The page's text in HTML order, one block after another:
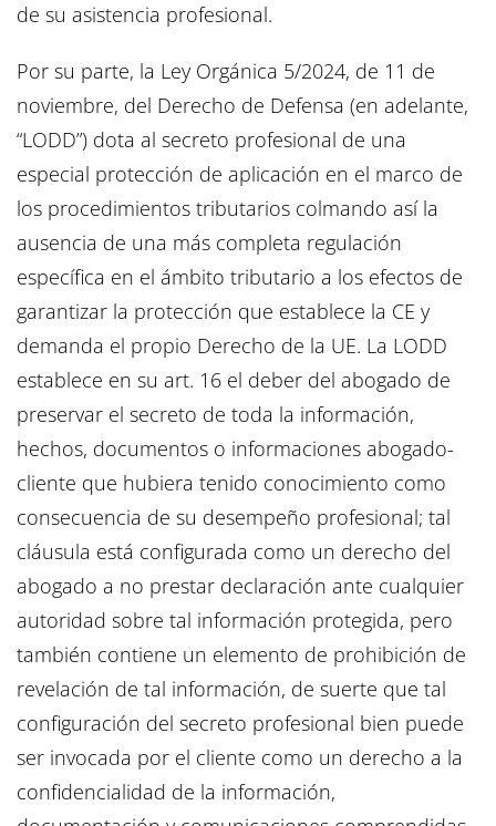
de su asistencia profesional.
Por su parte, la Ley Orgánica 5/2024, de 11 de
noviembre, del Derecho de Defensa (en adelante,
“LODD”) dota al secreto profesional de una
especial protección de aplicación en el marco de
los procedimientos tributarios colmando así la
ausencia de una más completa regulación
específica en el ámbito tributario a los efectos de
garantizar la protección que establece la CE y
demanda el propio Derecho de la UE. La LODD
establece en su art. 16 el deber del abogado de
preservar el secreto de toda la información,
hechos, documentos o informaciones abogado-
cliente que hubiera tenido conocimiento como
consecuencia de su desempeño profesional; tal
cláusula está configurada como un derecho del
abogado a no prestar declaración ante cualquier
autoridad sobre tal información protegida, pero
también contiene un elemento de prohibición de
revelación de tal información, de suerte que tal
configuración del secreto profesional bien puede
ser invocada por el cliente como un derecho a la
confidencialidad de la información,